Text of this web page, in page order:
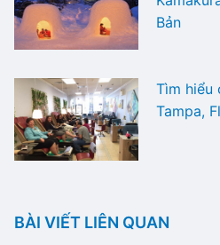
Bản
Tìm hiểu
Tampa,
BÀI VIẾT LIÊN QUAN